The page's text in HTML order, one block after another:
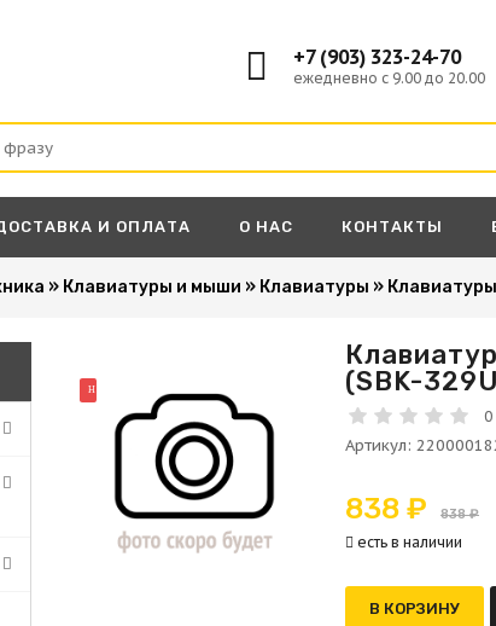
+7 (903) 323-24-70
ежедневно с 9.00 до 20.00
И ОПЛАТА О НАС КОНТАКТЫ
» Клавиатуры и мыши » Клавиатуры » Клавиатуры
НОВИНКА
(SBK-
0
Артикул:
838 ₽ 838 ₽
есть в наличии
В КОРЗИНУ